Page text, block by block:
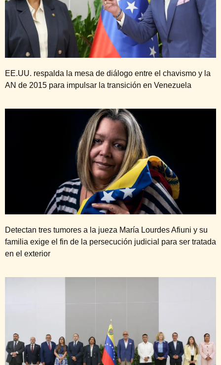
EE.UU. respalda la mesa de diálogo entre el chavismo y la
AN de 2015 para impulsar la transición en Venezuela
Detectan tres tumores a la jueza María Lourdes Afiuni y su
familia exige el fin de la persecución judicial para ser tratada
en el exterior